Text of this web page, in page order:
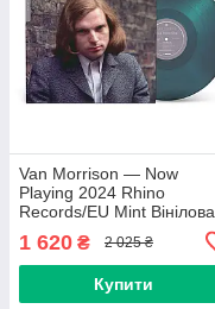
Van Morrison — Now
Playing 2024 Rhino
Records/EU Mint Вінілова
1 620 ₴ 2 025 ₴
Купити